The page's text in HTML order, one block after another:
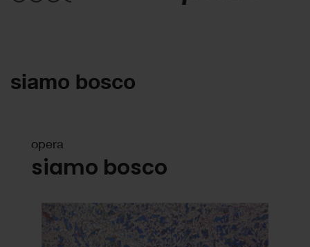
siamo bosco
opera
siamo bosco